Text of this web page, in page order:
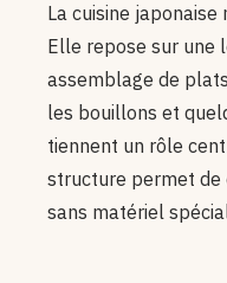
La cuisine japonaise
Elle repose sur une
assemblage de
les bouillons et
tiennent un rôle
structure permet de
sans matériel